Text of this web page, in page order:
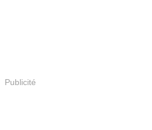
Publicité